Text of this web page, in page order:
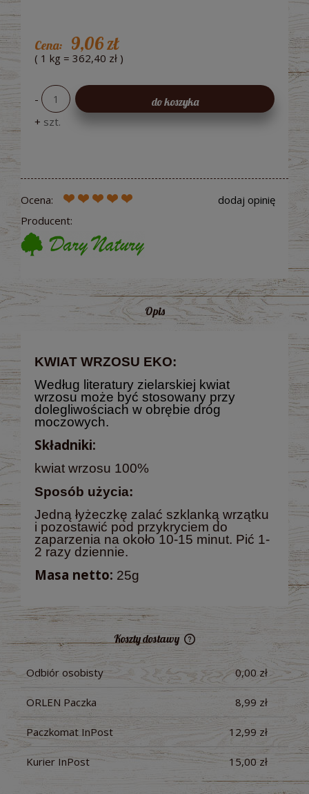
Cena: 9,06 zł
( 1 kg = 362,40 zł )
-
+ szt.
do koszyka
Ocena:
Producent:
dodaj opinię
Opis
KWIAT WRZOSU EKO:
Według literatury zielarskiej kwiat
wrzosu może być stosowany przy
dolegliwościach w obrębie dróg
moczowych.
Składniki:
kwiat wrzosu 100%
Sposób użycia:
Jedną łyżeczkę zalać szklanką wrzątku
i pozostawić pod przykryciem do
zaparzenia na około 10-15 minut. Pić 1-
2 razy dziennie.
Masa netto: 25g
Koszty dostawy
Cena nie zawiera ewentualnych kosztów płatności
Odbiór osobisty 0,00 zł
ORLEN Paczka 8,99 zł
Paczkomat InPost 12,99 zł
Kurier InPost 15,00 zł